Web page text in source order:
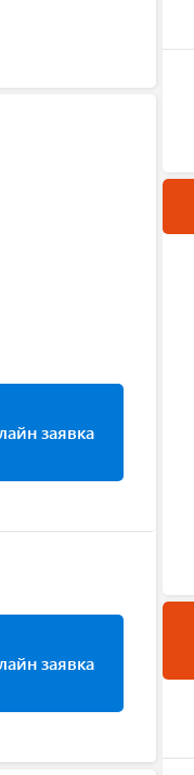
заявка
заявка